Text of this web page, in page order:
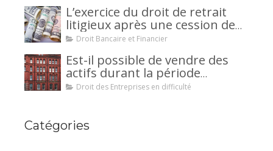
L’exercice du droit de retrait
litigieux après une cession de
créance : un mécanisme
la caution.
Droit Bancaire et Financier
Est-il possible de vendre des
actifs durant la période
d’observation d’un
Droit des Entreprises en difficulté
Catégories